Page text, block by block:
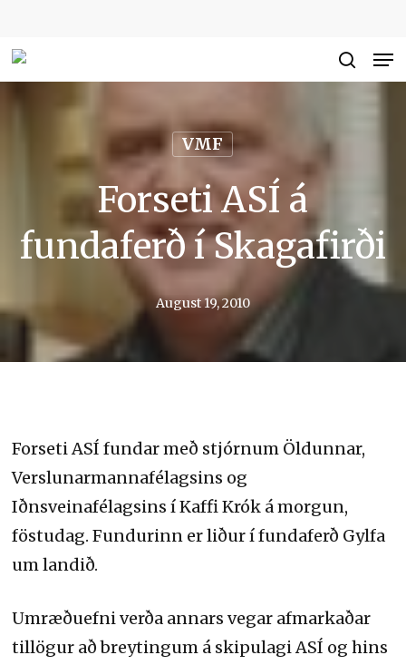
content
search
VMF
Forseti ASÍ á
fundaferð í Skagafirði
August 19, 2010
Forseti ASÍ fundar með stjórnum Öldunnar,
Verslunarmannafélagsins og
Iðnsveinafélagsins í Kaffi Krók á morgun,
föstudag. Fundurinn er liður í fundaferð Gylfa
um landið.
Umræðuefni verða annars vegar afmarkaðar
tillögur að breytingum á skipulagi ASÍ og hins
Close